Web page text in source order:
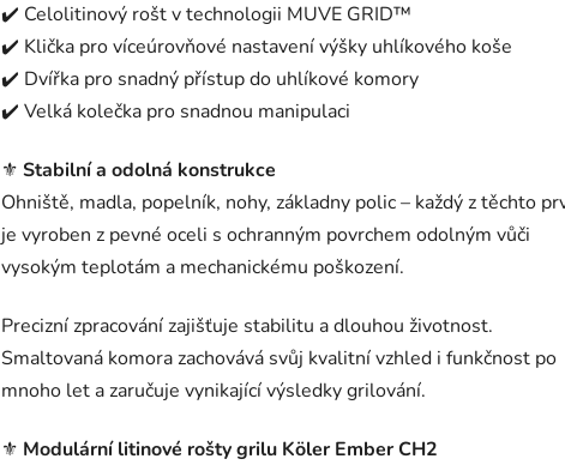
✔️ Celolitinový rošt v technologii MUVE GRID™
✔️ Klička pro víceúrovňové nastavení výšky uhlíkového koše
✔️ Dvířka pro snadný přístup do uhlíkové komory
✔️ Velká kolečka pro snadnou manipulaci
⚜️ Stabilní a odolná konstrukce
Ohniště, madla, popelník, nohy, základny polic – každý z těchto
je vyroben z pevné oceli s ochranným povrchem odolným vůči
vysokým teplotám a mechanickému poškození.
Precizní zpracování zajišťuje stabilitu a dlouhou životnost.
Smaltovaná komora zachovává svůj kvalitní vzhled i funkčnost po
mnoho let a zaručuje vynikající výsledky grilování.
⚜️ Modulární litinové rošty grilu Köler Ember CH2